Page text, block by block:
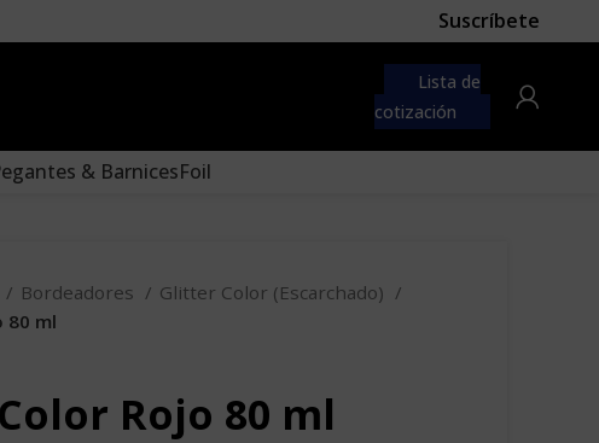
Suscríbete
Lista de
cotización
& BarnicesFoil
Bordeadores
Glitter Color (Escarchado)
80 ml
Rojo 80 ml